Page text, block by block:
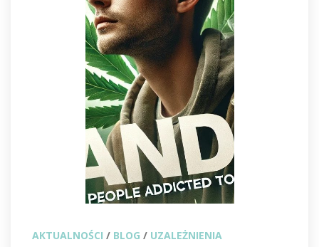
AKTUALNOŚCI / BLOG / UZALEŻNIENIA